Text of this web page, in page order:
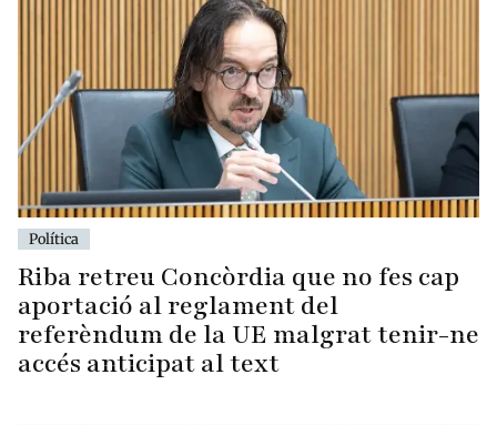
Política
Riba retreu Concòrdia que no fes cap
aportació al reglament del
referèndum de la UE malgrat tenir-ne
accés anticipat al text